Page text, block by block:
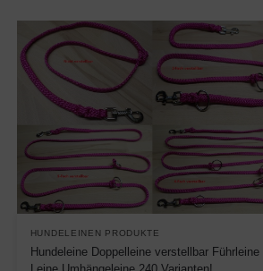
HUNDELEINEN PRODUKTE
Hundeleine Doppelleine verstellbar Führleine